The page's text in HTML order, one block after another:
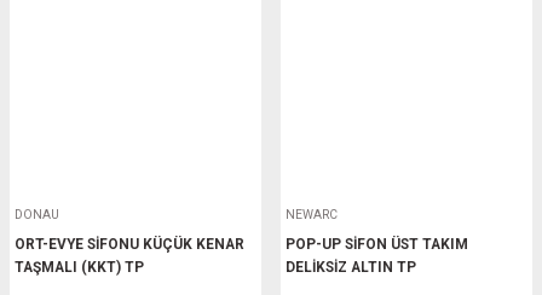
DONAU
ORT-EVYE SİFONU KÜÇÜK KENAR
TAŞMALI (KKT) TP
NEWARC
POP-UP SİFON ÜST TAKIM
DELİKSİZ ALTIN TP